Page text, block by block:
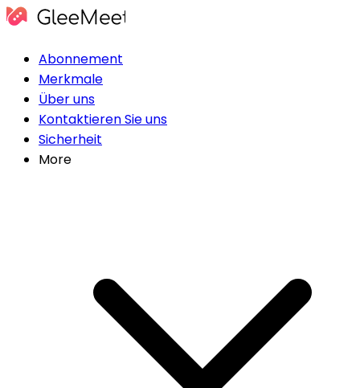
Abonnement
Merkmale
Über uns
Kontaktieren Sie uns
Sicherheit
More